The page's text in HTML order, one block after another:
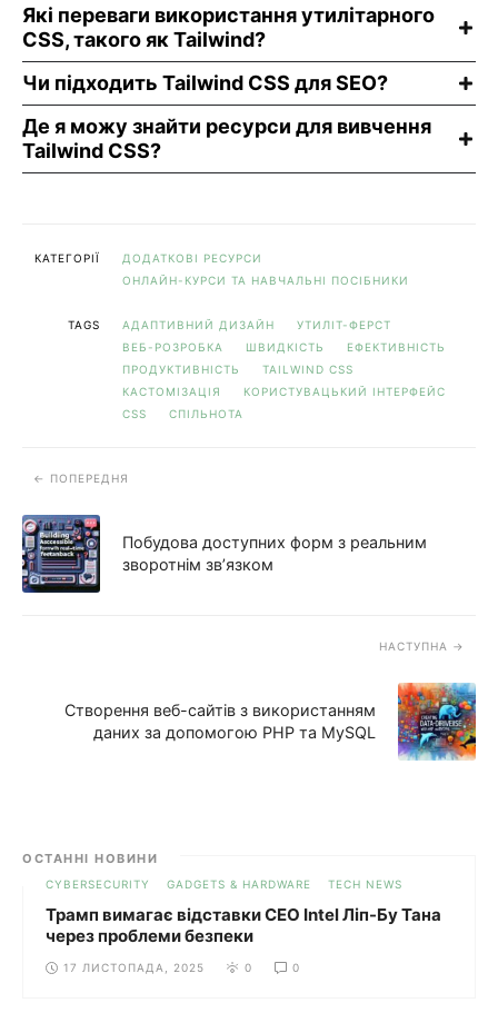
Які переваги використання утилітарного
CSS, такого як Tailwind?
Чи підходить Tailwind CSS для SEO?
Де я можу знайти ресурси для вивчення
Tailwind CSS?
КАТЕГОРІЇ
ДОДАТКОВІ РЕСУРСИ
ОНЛАЙН-КУРСИ ТА НАВЧАЛЬНІ ПОСІБНИКИ
TAGS АДАПТИВНИЙ ДИЗАЙН
УТИЛІТ-ФЕРСТ
ВЕБ-РОЗРОБКА
ШВИДКІСТЬ
ЕФЕКТИВНІСТЬ
ПРОДУКТИВНІСТЬ
TAILWIND CSS
КАСТОМІЗАЦІЯ
КОРИСТУВАЦЬКИЙ ІНТЕРФЕЙС
CSS
СПІЛЬНОТА
ПОПЕРЕДНЯ
Побудова доступних форм з реальним
зворотнім зв’язком
НАСТУПНА
Створення веб-сайтів з використанням
даних за допомогою PHP та MySQL
ОСТАННІ НОВИНИ
CYBERSECURITY GADGETS & HARDWARE TECH NEWS
Трамп вимагає відставки CEO Intel Ліп-Бу Тана
через проблеми безпеки
17 ЛИСТОПАДА, 2025 0 0